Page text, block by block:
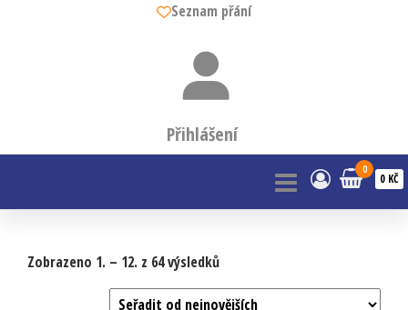
Seznam přání
Přihlášení
0
0 KČ
Zobrazeno 1. – 12. z 64 výsledků